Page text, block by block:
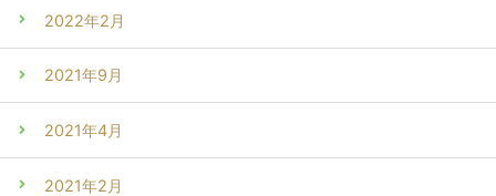
2022年2月
2021年9月
2021年4月
2021年2月